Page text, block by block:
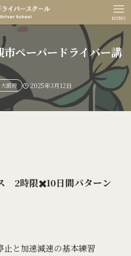
MENU
市ペーパードライバー講
阪府 2025年3月12日
2時限✖️10日間パターン
と加速減速の基本練習